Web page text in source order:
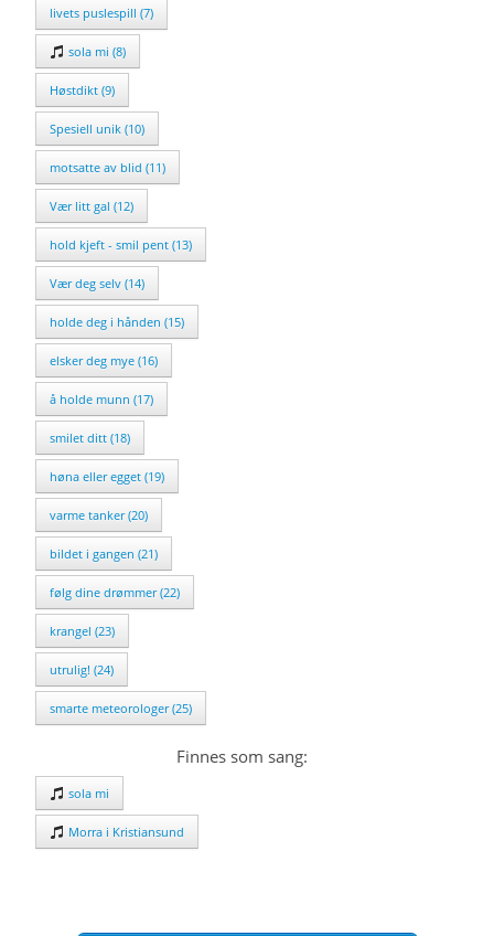
livets puslespill (7)
sola mi (8)
Høstdikt (9)
Spesiell unik (10)
motsatte av blid (11)
Vær litt gal (12)
hold kjeft - smil pent (13)
Vær deg selv (14)
holde deg i hånden (15)
elsker deg mye (16)
å holde munn (17)
smilet ditt (18)
høna eller egget (19)
varme tanker (20)
bildet i gangen (21)
følg dine drømmer (22)
krangel (23)
utrulig! (24)
smarte meteorologer (25)
Finnes som sang:
sola mi
Morra i Kristiansund